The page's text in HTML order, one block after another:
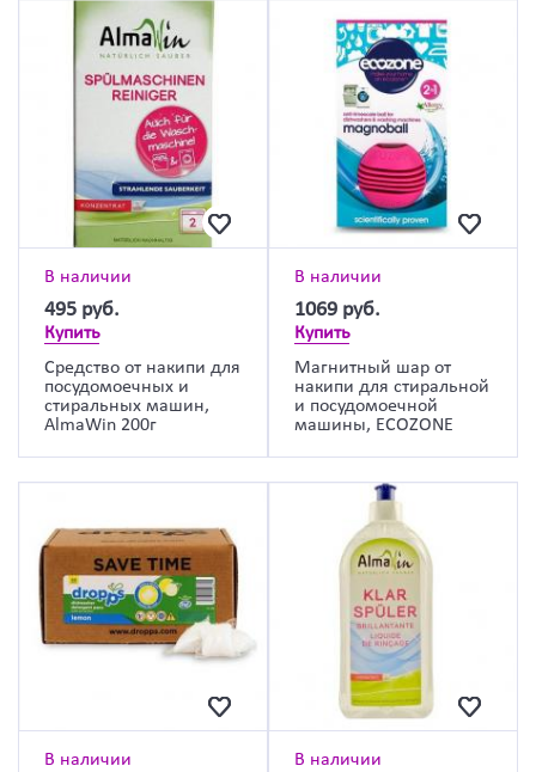
В наличии
495 руб.
Купить
Средство от накипи для
посудомоечных и
стиральных машин,
AlmaWin 200г
В наличии
1069 руб.
Купить
Магнитный шар от
накипи для стиральной
и посудомоечной
машины, ECOZONE
В наличии В наличии